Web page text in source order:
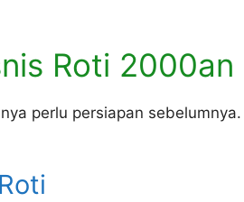
Roti 2000an
perlu persiapan